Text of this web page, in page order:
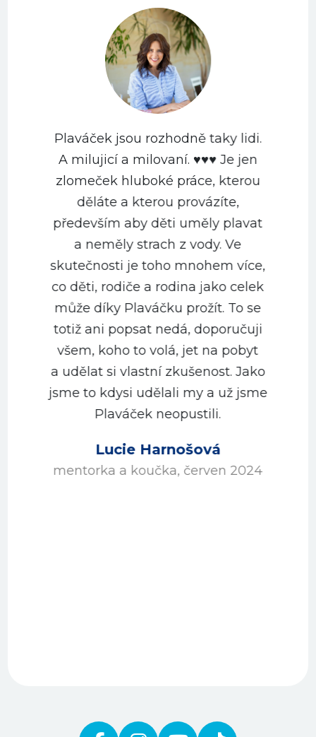
Plaváček jsou rozhodně taky lidi.
A milujicí a milovaní. ♥️♥️♥️ Je jen
zlomeček hluboké práce, kterou
děláte a kterou provázíte,
především aby děti uměly plavat
a neměly strach z vody. Ve
skutečnosti je toho mnohem více,
co děti, rodiče a rodina jako celek
může díky Plaváčku prožít. To se
totiž ani popsat nedá, doporučuji
všem, koho to volá, jet na pobyt
a udělat si vlastní zkušenost. Jako
jsme to kdysi udělali my a už jsme
Plaváček neopustili.
Lucie Harnošová
mentorka a koučka, červen 2024